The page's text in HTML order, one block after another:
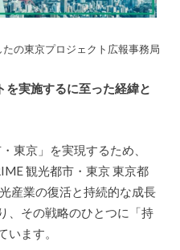
の東京プロジェクト広報事務局
実施するに至った経緯と
東京」を実現するため、
観光都市・東京 東京都
産業の復活と持続的な成長
、その戦略のひとつに「持
ます。